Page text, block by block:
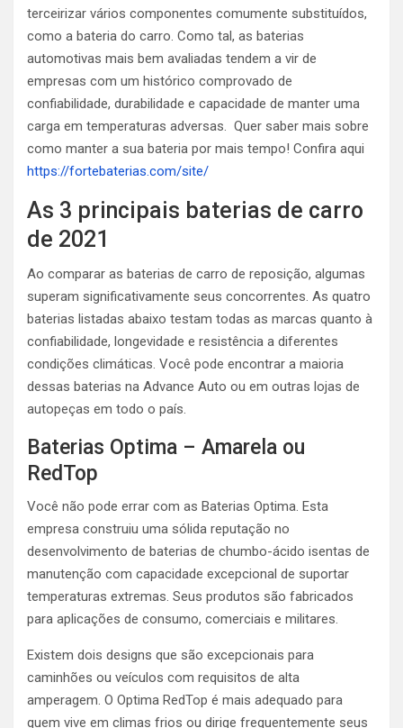
terceirizar vários componentes comumente substituídos,
como a bateria do carro. Como tal, as baterias
automotivas mais bem avaliadas tendem a vir de
empresas com um histórico comprovado de
confiabilidade, durabilidade e capacidade de manter uma
carga em temperaturas adversas. Quer saber mais sobre
como manter a sua bateria por mais tempo! Confira aqui
https://fortebaterias.com/site/
As 3 principais baterias de carro
de 2021
Ao comparar as baterias de carro de reposição, algumas
superam significativamente seus concorrentes. As quatro
baterias listadas abaixo testam todas as marcas quanto à
confiabilidade, longevidade e resistência a diferentes
condições climáticas. Você pode encontrar a maioria
dessas baterias na Advance Auto ou em outras lojas de
autopeças em todo o país.
Baterias Optima – Amarela ou
RedTop
Você não pode errar com as Baterias Optima. Esta
empresa construiu uma sólida reputação no
desenvolvimento de baterias de chumbo-ácido isentas de
manutenção com capacidade excepcional de suportar
temperaturas extremas. Seus produtos são fabricados
para aplicações de consumo, comerciais e militares.
Existem dois designs que são excepcionais para
caminhões ou veículos com requisitos de alta
amperagem. O Optima RedTop é mais adequado para
quem vive em climas frios ou dirige frequentemente seus